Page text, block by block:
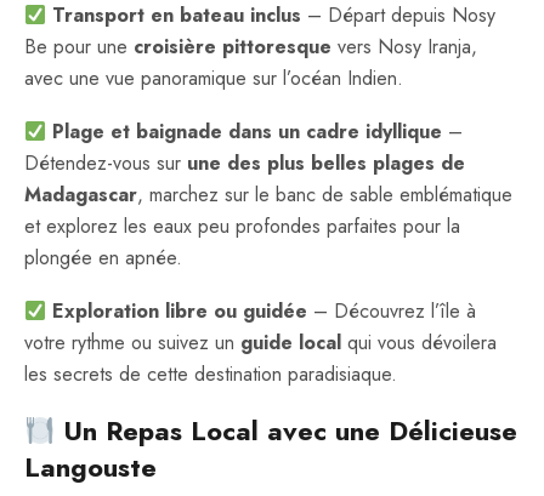
Transport en bateau inclus – Départ depuis Nosy
Be pour une croisière pittoresque vers Nosy Iranja,
avec une vue panoramique sur l’océan Indien.
Plage et baignade dans un cadre idyllique –
Détendez-vous sur une des plus belles plages de
Madagascar, marchez sur le banc de sable emblématique
et explorez les eaux peu profondes parfaites pour la
plongée en apnée.
Exploration libre ou guidée – Découvrez l’île à
votre rythme ou suivez un guide local qui vous dévoilera
les secrets de cette destination paradisiaque.
Un Repas Local avec une Délicieuse
Langouste